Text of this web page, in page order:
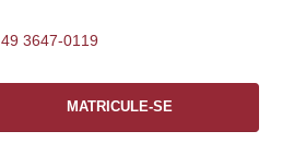
49 3647-0119
MATRICULE-SE